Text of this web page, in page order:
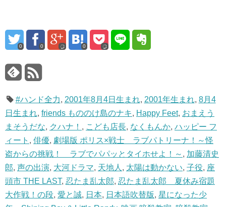
0 0 0
#ハンド全力, 2001年8月4日生まれ, 2001年生まれ, 8月4
日生まれ, friends もののけ島のナキ, Happy Feet, おまえう
まそうだな, クハナ！ , こども店長, なくもんか, ハッピー フ
ィート , 俳優, 劇場版 ポリス×戦士 ラブパトリーナ！～怪
盗からの挑戦！ ラブでパパッとタイホせよ！～ , 加藤清史
郎, 声の出演, 大河ドラマ, 天地人 , 太陽は動かない, 子役, 座
頭市 THE LAST, 忍たま乱太郎, 忍たま乱太郎 夏休み宿題
大作戦！の段, 愛と誠, 日本, 日本語吹替版, 星になった少